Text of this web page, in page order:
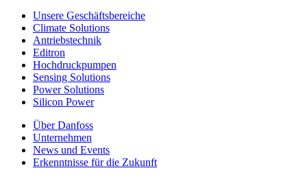
Unsere Geschäftsbereiche
Climate Solutions
Antriebstechnik
Editron
Hochdruckpumpen
Sensing Solutions
Power Solutions
Silicon Power
Über Danfoss
Unternehmen
News und Events
Erkenntnisse für die Zukunft